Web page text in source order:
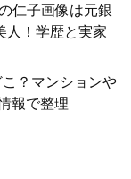
仁子画像は元銀
人！学歴と実家
？マンションや
報で整理